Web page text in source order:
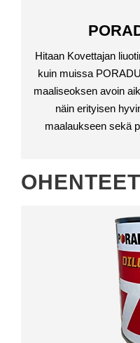
Hitaan Kovettajan
kuin muissa
maaliseoksen avoin
näin erityisen
maalaukseen sekä
OHENTEET